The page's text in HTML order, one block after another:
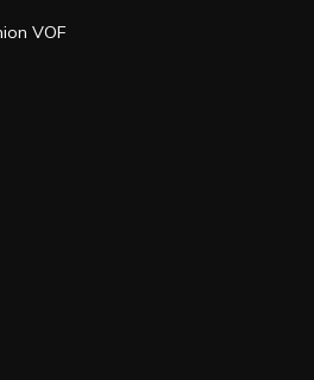
VOF